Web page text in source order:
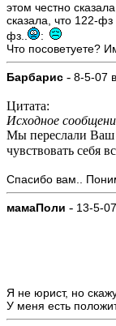
этом честно
сказала, что 122-
фз..
:
Что посоветуете?
Барбарис - 8-5-07
Цитата:
Исходное
Мы переслали Ваш
чувствовать себя
Спасибо вам..
мамаПоли - 13-5-
Я не юрист, но
У меня есть